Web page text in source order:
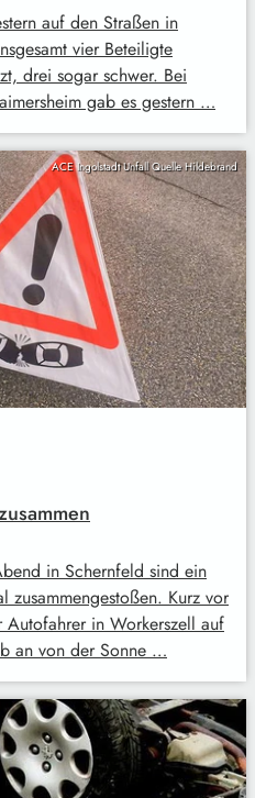
auf den Straßen in
vier Beteiligte
drei sogar schwer. Bei
gab es gestern …
ACE Ingolstadt Unfall Quelle Hildebrand
in Schernfeld sind ein
zusammengestoßen. Kurz vor
in Workerszell auf
an von der Sonne …